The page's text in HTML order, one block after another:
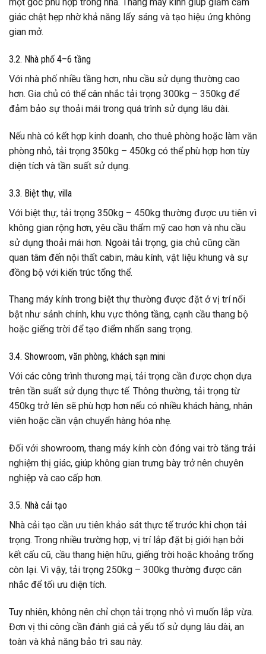
giác chật hẹp nhờ khả năng lấy sáng và tạo hiệu ứng không
gian mở.
3.2. Nhà phố 4–6 tầng
Với nhà phố nhiều tầng hơn, nhu cầu sử dụng thường cao
hơn. Gia chủ có thể cân nhắc tải trọng 300kg – 350kg để
đảm bảo sự thoải mái trong quá trình sử dụng lâu dài.
Nếu nhà có kết hợp kinh doanh, cho thuê phòng hoặc làm văn
phòng nhỏ, tải trọng 350kg – 450kg có thể phù hợp hơn tùy
diện tích và tần suất sử dụng.
3.3. Biệt thự, villa
Với biệt thự, tải trọng 350kg – 450kg thường được ưu tiên vì
không gian rộng hơn, yêu cầu thẩm mỹ cao hơn và nhu cầu
sử dụng thoải mái hơn. Ngoài tải trọng, gia chủ cũng cần
quan tâm đến nội thất cabin, màu kính, vật liệu khung và sự
đồng bộ với kiến trúc tổng thể.
Thang máy kính trong biệt thự thường được đặt ở vị trí nổi
bật như sảnh chính, khu vực thông tầng, cạnh cầu thang bộ
hoặc giếng trời để tạo điểm nhấn sang trọng.
3.4. Showroom, văn phòng, khách sạn mini
Với các công trình thương mại, tải trọng cần được chọn dựa
trên tần suất sử dụng thực tế. Thông thường, tải trọng từ
450kg trở lên sẽ phù hợp hơn nếu có nhiều khách hàng, nhân
viên hoặc cần vận chuyển hàng hóa nhẹ.
Đối với showroom, thang máy kính còn đóng vai trò tăng trải
nghiệm thị giác, giúp không gian trưng bày trở nên chuyên
nghiệp và cao cấp hơn.
3.5. Nhà cải tạo
Nhà cải tạo cần ưu tiên khảo sát thực tế trước khi chọn tải
trọng. Trong nhiều trường hợp, vị trí lắp đặt bị giới hạn bởi
kết cấu cũ, cầu thang hiện hữu, giếng trời hoặc khoảng trống
còn lại. Vì vậy, tải trọng 250kg – 300kg thường được cân
nhắc để tối ưu diện tích.
Tuy nhiên, không nên chỉ chọn tải trọng nhỏ vì muốn lắp vừa.
Đơn vị thi công cần đánh giá cả yếu tố sử dụng lâu dài, an
toàn và khả năng bảo trì sau này.